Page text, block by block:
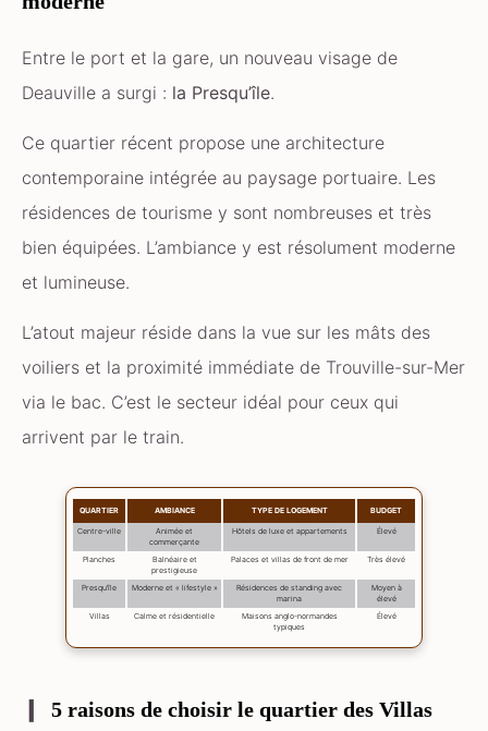
Entre le port et la gare, un nouveau visage de
Deauville a surgi : la Presqu’île.
Ce quartier récent propose une architecture
contemporaine intégrée au paysage portuaire. Les
résidences de tourisme y sont nombreuses et très
bien équipées. L’ambiance y est résolument moderne
et lumineuse.
L’atout majeur réside dans la vue sur les mâts des
voiliers et la proximité immédiate de Trouville-sur-Mer
via le bac. C’est le secteur idéal pour ceux qui
arrivent par le train.
QUARTIER AMBIANCE TYPE DE LOGEMENT BUDGET
Centre-ville
Animée et
commerçante
Hôtels de luxe et appartements Élevé
Planches
Balnéaire et
prestigieuse
Palaces et villas de front de mer Très élevé
Presqu’île Moderne et « lifestyle »
Résidences de standing avec
marina
Moyen à
élevé
Villas
Calme et résidentielle
Maisons anglo-normandes
typiques
Élevé
5 raisons de choisir le quartier des Villas